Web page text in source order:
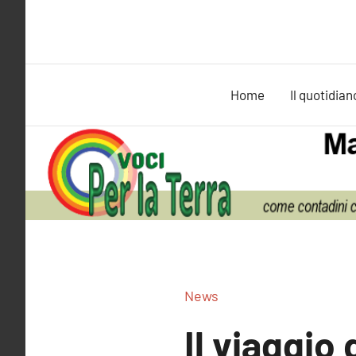
Home Il
News
Il viaggio